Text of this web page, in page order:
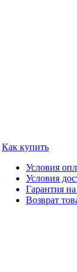
Как купить
Условия
Условия
Гарантия
Возврат